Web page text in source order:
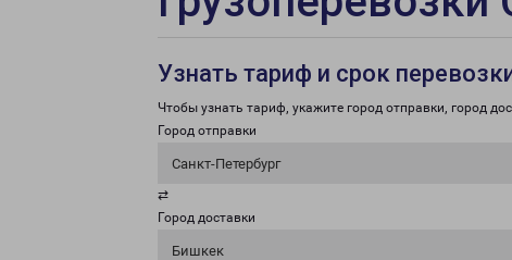
Узнать тариф и срок
Чтобы узнать тариф, укажите город отправки, город
Город отправки
Санкт-Петербург
⇄
Город доставки
Бишкек